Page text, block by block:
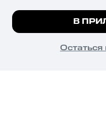
психотропных веществ, их
их незаконный оборот
законодательством
© 2026 ООО «КИОН».
Все права защищены
Мы используем куки,
Подробнее
В
Остаться